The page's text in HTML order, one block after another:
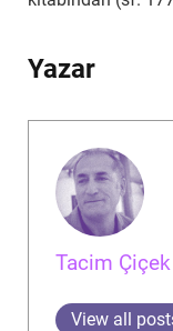
Yazar
Tacim Çiçek
View all